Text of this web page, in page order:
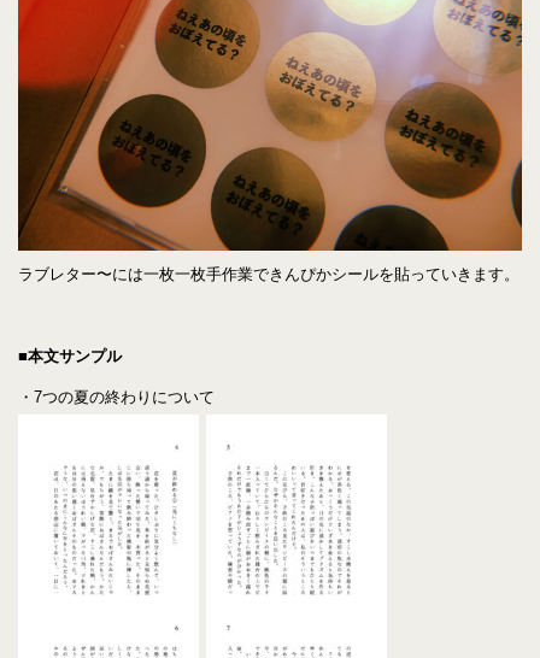
ラブレター〜には一枚一枚手作業できんぴかシールを貼っていきます。
■本文サンプル
・7つの夏の終わりについて